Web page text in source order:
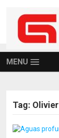
MENU
Tag: